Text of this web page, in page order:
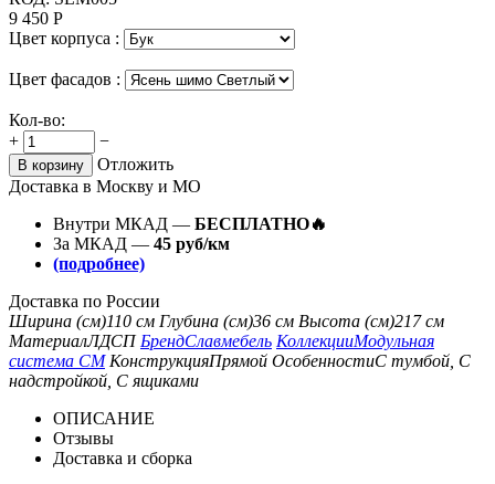
9 450 Р
Цвет корпуса :
Цвет фасадов :
Кол-во:
+
−
В корзину
Отложить
Доставка в Москву и МО
Внутри МКАД — БЕСПЛАТНО🔥
За МКАД — 45 руб/км
(подробнее)
Доставка по России
Ширина (см)110 см Глубина (см)36 см Высота (см)217 см
МатериалЛДСП БрендСлавмебель КоллекцииМодульная
система СМ КонструкцияПрямой ОсобенностиС тумбой, С
надстройкой, С ящиками
ОПИСАНИЕ
Отзывы
Доставка и сборка